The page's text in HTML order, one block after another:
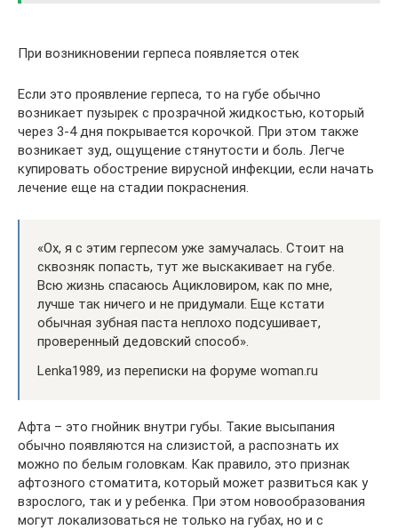
При возникновении герпеса появляется отек
Если это проявление герпеса, то на губе обычно
возникает пузырек с прозрачной жидкостью, который
через 3-4 дня покрывается корочкой. При этом также
возникает зуд, ощущение стянутости и боль. Легче
купировать обострение вирусной инфекции, если начать
лечение еще на стадии покраснения.
«Ох, я с этим герпесом уже замучалась. Стоит на
сквозняк попасть, тут же выскакивает на губе.
Всю жизнь спасаюсь Ацикловиром, как по мне,
лучше так ничего и не придумали. Еще кстати
обычная зубная паста неплохо подсушивает,
проверенный дедовский способ».
Lenka1989, из переписки на форуме woman.ru
Афта – это гнойник внутри губы. Такие высыпания
обычно появляются на слизистой, а распознать их
можно по белым головкам. Как правило, это признак
афтозного стоматита, который может развиться как у
взрослого, так и у ребенка. При этом новообразования
могут локализоваться не только на губах, но и с